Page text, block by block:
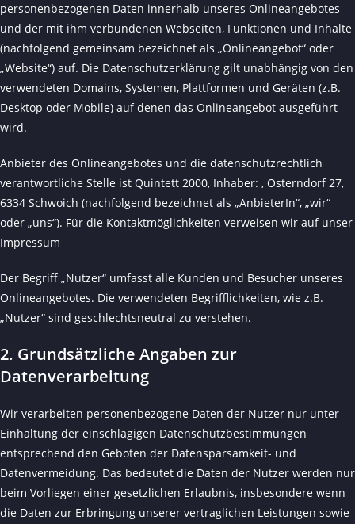
personenbezogenen Daten innerhalb unseres Onlineangebotes
und der mit ihm verbundenen Webseiten, Funktionen und Inhalte
(nachfolgend gemeinsam bezeichnet als „Onlineangebot“ oder
„Website“) auf. Die Datenschutzerklärung gilt unabhängig von den
verwendeten Domains, Systemen, Plattformen und Geräten (z.B.
Desktop oder Mobile) auf denen das Onlineangebot ausgeführt
wird.
Anbieter des Onlineangebotes und die datenschutzrechtlich
verantwortliche Stelle ist Quintett 2000, Inhaber: , Osterndorf 27,
6334 Schwoich (nachfolgend bezeichnet als „AnbieterIn“, „wir“
oder „uns“). Für die Kontaktmöglichkeiten verweisen wir auf unser
Impressum
Der Begriff „Nutzer“ umfasst alle Kunden und Besucher unseres
Onlineangebotes. Die verwendeten Begrifflichkeiten, wie z.B.
„Nutzer“ sind geschlechtsneutral zu verstehen.
2. Grundsätzliche Angaben zur
Datenverarbeitung
Wir verarbeiten personenbezogene Daten der Nutzer nur unter
Einhaltung der einschlägigen Datenschutzbestimmungen
entsprechend den Geboten der Datensparsamkeit- und
Datenvermeidung. Das bedeutet die Daten der Nutzer werden nur
beim Vorliegen einer gesetzlichen Erlaubnis, insbesondere wenn
die Daten zur Erbringung unserer vertraglichen Leistungen sowie